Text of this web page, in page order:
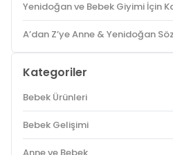
Yenidoğan ve Bebek Giyimi İçin
A’dan Z’ye Anne & Yenidoğan
Kategoriler
Bebek Ürünleri
Bebek Gelişimi